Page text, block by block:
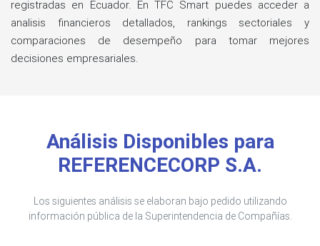
registradas en Ecuador. En TFC Smart puedes acceder a
analisis financieros detallados, rankings sectoriales y
comparaciones de desempeño para tomar mejores
decisiones empresariales.
Análisis Disponibles para
REFERENCECORP S.A.
Los siguientes análisis se elaboran bajo pedido utilizando
información pública de la Superintendencia de Compañías.